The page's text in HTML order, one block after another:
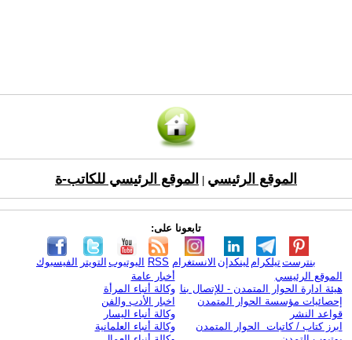
الموقع الرئيسي الموقع الرئيسي للكاتب-ة
تابعونا على:
الفيسبوك التويتر اليوتيوب RSS الانستغرام لينكدإن تيلكرامبنترست
الموقع الرئيسي
هيئة ادارة الحوار المتمدن - للإتصال بنا
إحصائيات مؤسسة الحوار المتمدن
قواعد النشر
ابرز كتاب / كاتبات الحوار المتمدن
أخبار عامة
وكالة أنباء المرأة
اخبار الأدب والفن
وكالة أنباء اليسار
وكالة أنباء العلمانية